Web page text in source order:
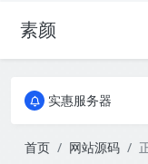
素颜全国免费包邮流量
实惠服务器
实惠服务器
首页 网站源码